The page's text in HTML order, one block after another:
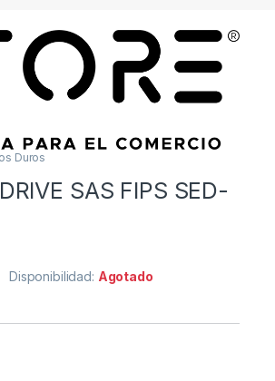
Duros
SAS FIPS SED-
Disponibilidad: Agotado